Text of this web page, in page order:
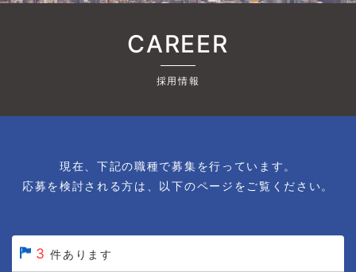
CAREER
採用情報
現在、下記の職種で募集を行っています。
応募を検討される方は、以下のページをご覧ください。
3 件あります